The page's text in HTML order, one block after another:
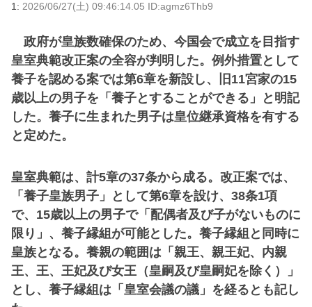
1: 2026/06/27(土) 09:46:14.05 ID:agmz6Thb9
政府が皇族数確保のため、今国会で成立を目指す
皇室典範改正案の全容が判明した。例外措置として
養子を認める案では第6章を新設し、旧11宮家の15
歳以上の男子を「養子とすることができる」と明記
した。養子に生まれた男子は皇位継承資格を有する
と定めた。
皇室典範は、計5章の37条から成る。改正案では、
「養子皇族男子」として第6章を設け、38条1項
で、15歳以上の男子で「配偶者及び子がないものに
限り」、養子縁組が可能とした。養子縁組と同時に
皇族となる。養親の範囲は「親王、親王妃、内親
王、王、王妃及び女王（皇嗣及び皇嗣妃を除く）」
とし、養子縁組は「皇室会議の議」を経るとも記し